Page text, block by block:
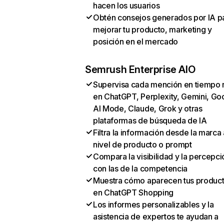
hacen los usuarios
Obtén consejos generados por IA
mejorar tu producto, marketing y
posición en el mercado
Semrush Enterprise AIO
Supervisa cada mención en tiempo
en ChatGPT, Perplexity, Gemini,
AI Mode, Claude, Grok y otras
plataformas de búsqueda de IA
Filtra la información desde la marca
nivel de producto o prompt
Compara la visibilidad y la
con las de la competencia
Muestra cómo aparecen tus
en ChatGPT Shopping
Los informes personalizables y la
asistencia de expertos te ayudan a